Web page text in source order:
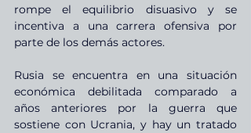
rompe el equilibrio disuasivo y se
incentiva a una carrera ofensiva por
parte de los demás actores.
Rusia se encuentra en una situación
económica debilitada comparado a
años anteriores por la guerra que
sostiene con Ucrania, y hay un tratado